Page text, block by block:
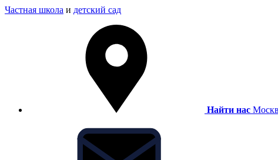
Частная школа и детский сад
Найти нас